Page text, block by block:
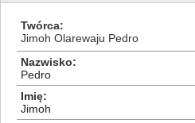
Twórca
Jimoh Olarewaju Pedro
Nazwisko
Pedro
Imię
Jimoh